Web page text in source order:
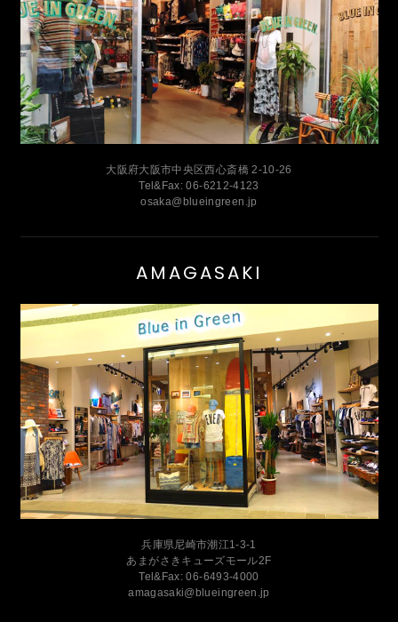
大阪府大阪市中央区西心斎橋 2-10-26
Tel&Fax: 06-6212-4123
osaka@blueingreen.jp
AMAGASAKI
兵庫県尼崎市潮江1-3-1
あまがさきキューズモール2F
Tel&Fax: 06-6493-4000
amagasaki@blueingreen.jp